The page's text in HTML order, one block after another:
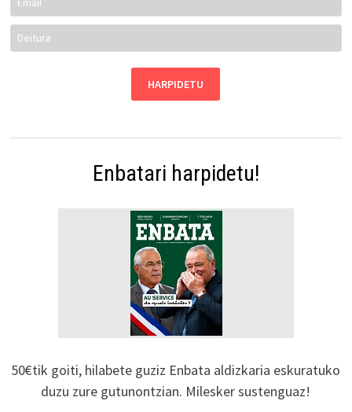
Enbatari harpidetu!
50€tik goiti, hilabete guziz Enbata aldizkaria eskuratuko
duzu zure gutunontzian. Milesker sustenguaz!